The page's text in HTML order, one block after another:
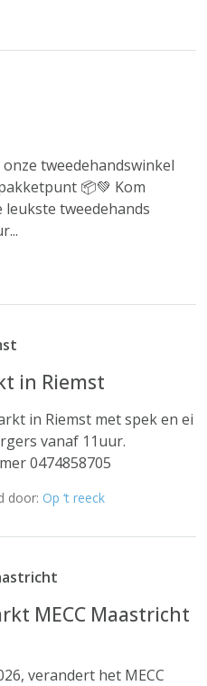
onze tweedehandswinkel
📦💚 Kom
tweedehands
in Riemst
in Riemst met spek en ei
vanaf 11uur.
0474858705
door: Op ‘t reeck
MECC Maastricht
verandert het MECC